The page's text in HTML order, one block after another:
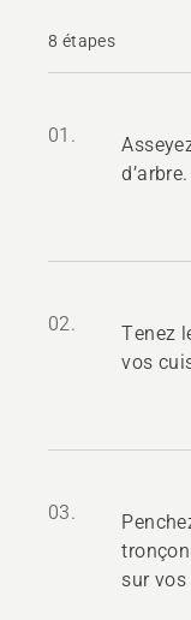
8 étapes
01.
d’arbre.
02.
Tenez
vos
03.
sur vos